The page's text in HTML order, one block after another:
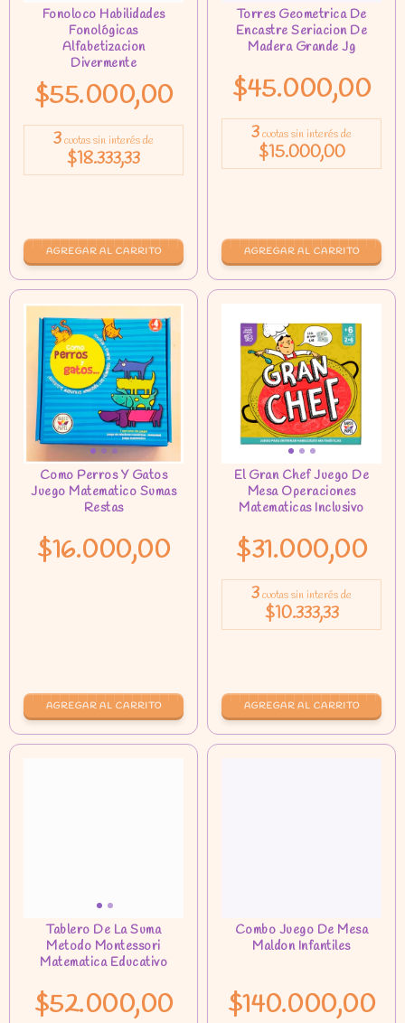
$55.000,00
3cuotas sin interés de
$18.333,33
$45.000,00
3cuotas sin interés de
$15.000,00
$16.000,00 $31.000,00
3cuotas sin interés de
$10.333,33
$52.000,00 $140.000,00